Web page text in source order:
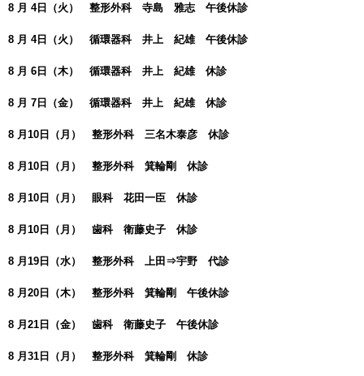
8 月 4日（火） 整形外科 寺島 雅志 午後休診
8 月 4日（火） 循環器科 井上 紀雄 午後休診
8 月 6日（木） 循環器科 井上 紀雄 休診
8 月 7日（金） 循環器科 井上 紀雄 休診
8 月10日（月） 整形外科 三名木泰彦 休診
8 月10日（月） 整形外科 箕輪剛 休診
8 月10日（月） 眼科 花田一臣 休診
8 月10日（月） 歯科 衛藤史子 休診
8 月19日（水） 整形外科 上田⇒宇野 代診
8 月20日（木） 整形外科 箕輪剛 午後休診
8 月21日（金） 歯科 衛藤史子 午後休診
8 月31日（月） 整形外科 箕輪剛 休診